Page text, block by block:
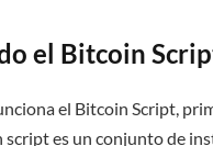
el Bitcoin
el Bitcoin Script,
script es un conjunto de